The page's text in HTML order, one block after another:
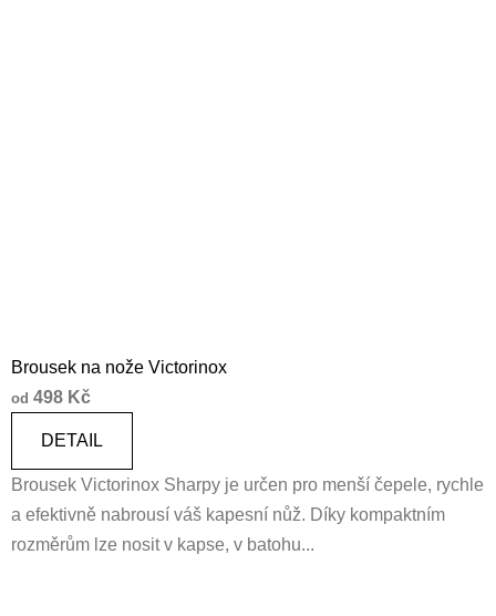
Brousek na nože Victorinox
od 498 Kč
DETAIL
Brousek Victorinox Sharpy je určen pro menší čepele, rychle
a efektivně nabrousí váš kapesní nůž. Díky kompaktním
rozměrům lze nosit v kapse, v batohu...